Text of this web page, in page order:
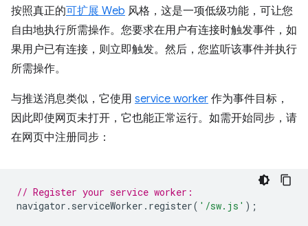
按照真正的可扩展 Web 风格，这是一项低级功能，可让您
自由地执行所需操作。您要求在用户有连接时触发事件，如
果用户已有连接，则立即触发。然后，您监听该事件并执行
所需操作。
与推送消息类似，它使用 service worker 作为事件目标，
因此即使网页未打开，它也能正常运行。如需开始同步，请
在网页中注册同步：
// Register your service worker:
navigator . serviceWorker . register( '/sw.js' );